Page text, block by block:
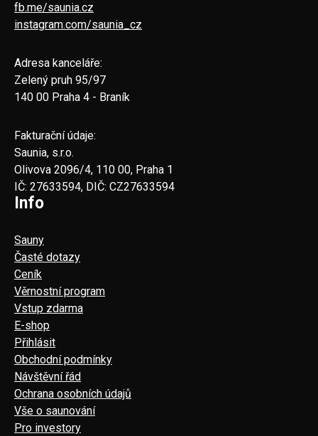
fb.me/saunia.cz
instagram.com/saunia_cz
Adresa kanceláře:
Zelený pruh 95/97
140 00 Praha 4 - Braník
Fakturační údaje:
Saunia, s.r.o.
Olivova 2096/4, 110 00, Praha 1
IČ: 27633594, DIČ: CZ27633594
Info
Sauny
Časté dotazy
Ceník
Věrnostní program
Vstup zdarma
E-shop
Přihlásit
Obchodní podmínky
Návštěvní řád
Ochrana osobních údajů
Vše o saunování
Pro investory